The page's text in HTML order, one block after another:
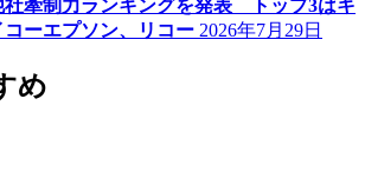
社牽制力ランキングを発表 トップ3はキ
ーエプソン、リコー 2026年7月29日
め